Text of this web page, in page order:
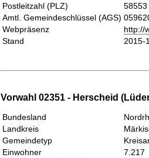
Postleitzahl (PLZ)
58553
Amtl. Gemeindeschlüssel (AGS)
Webpräsenz
http://
Stand
2015-
Vorwahl 02351 - Herscheid
Bundesland
Landkreis
Gemeindetyp
Einwohner
7.217